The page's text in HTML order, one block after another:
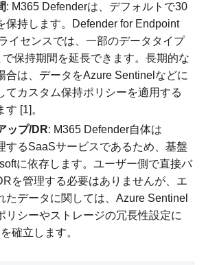
: M365 Defenderは、デフォルトで30
保持します。Defender for Endpoint
イセンスでは、一部のデータタイプ
保持期間を延長できます。長期的な
合は、データをAzure Sentinelなどに
てカスタム保持ポリシーを適用する
[1]。
ップ/DR: M365 Defender自体は
するSaaSサービスであるため、基盤
に依存します。ユーザー側で直接バ
を管理する必要はありませんが、エ
たデータに関しては、Azure Sentinel
リシーやストレージの冗長性設定に
確立します。